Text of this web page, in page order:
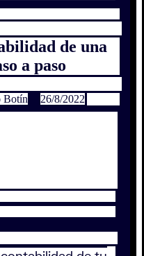
de una
a paso
Botín 26/8/2022